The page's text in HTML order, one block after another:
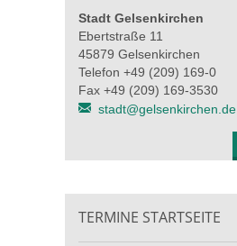
Stadt Gelsenkirchen
Ebertstraße 11
45879 Gelsenkirchen
Telefon +49 (209) 169-0
Fax +49 (209) 169-3530
stadt@gelsenkirchen.de
TERMINE STARTSEITE